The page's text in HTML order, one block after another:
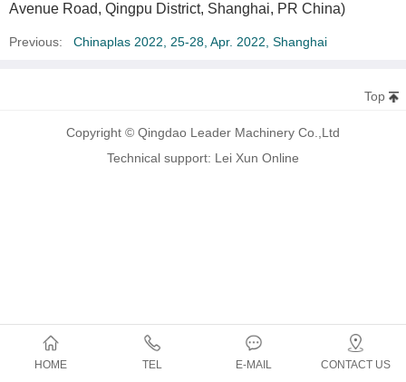
Avenue Road, Qingpu District, Shanghai, PR China)
Previous: Chinaplas 2022, 25-28, Apr. 2022, Shanghai
HOME TEL E-MAIL CONTACT US
Top
Copyright © Qingdao Leader Machinery Co.,Ltd
Technical support: Lei Xun Online